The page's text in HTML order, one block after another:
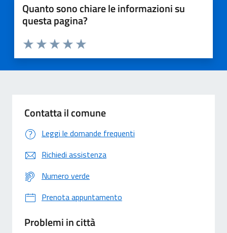
Quanto sono chiare le informazioni su
questa pagina?
Valuta 5 stelle su 5
Valuta 4 stelle su 5
Valuta 3 stelle su 5
Valuta 2 stelle su 5
Valuta 1 stelle su 5
Contatta il comune
Leggi le domande frequenti
Richiedi assistenza
Numero verde
Prenota appuntamento
Problemi in città